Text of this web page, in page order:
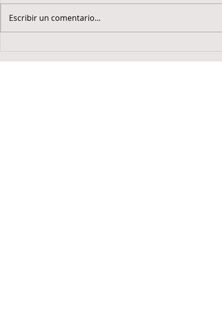
jerárquicos con SPSS
Escribir un comentario...